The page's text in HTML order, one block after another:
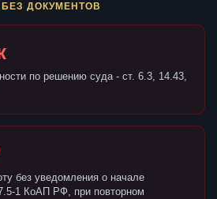
ДОКУМЕНТОВ
по решению суда - ст. 6.3, 14.43,
без уведомления о начале
1 КоАП РФ, при повторном